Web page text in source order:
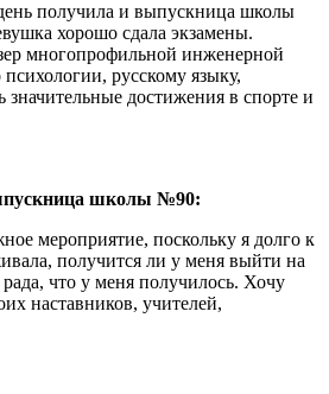
получила и выпускница школы
хорошо сдала экзамены.
многопрофильной инженерной
русскому языку,
значительные достижения в спорте и
школы №90:
мероприятие, поскольку я долго к
получится ли у меня выйти на
что у меня получилось. Хочу
наставников, учителей,